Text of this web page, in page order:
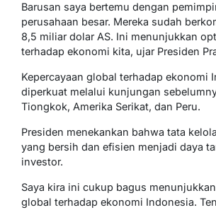
Barusan saya bertemu dengan
perusahaan besar. Mereka sudah
8,5 miliar dolar AS. Ini menunjukkan
terhadap ekonomi kita, ujar Presiden
Kepercayaan global terhadap ekonomi
diperkuat melalui kunjungan
Tiongkok, Amerika Serikat, dan Peru.
Presiden menekankan bahwa tata
yang bersih dan efisien menjadi daya
investor.
Saya kira ini cukup bagus
global terhadap ekonomi Indonesia.